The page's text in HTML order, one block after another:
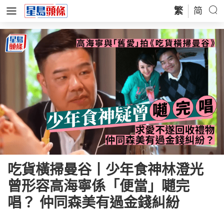
繁 简
吃貨橫掃曼谷丨少年食神林澄光
曾形容高海寧係「便當」𡁻完
唱？ 仲同森美有過金錢糾紛